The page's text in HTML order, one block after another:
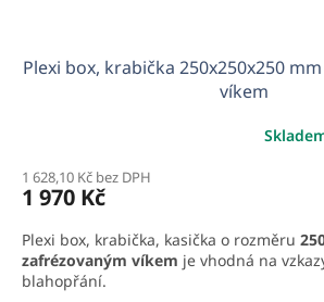
Plexi box, krabička 250x250x250
víkem
1 628,10 Kč bez DPH
1 970 Kč
Plexi box, krabička, kasička o rozměru
zafrézovaným víkem je vhodná na
blahopřání.